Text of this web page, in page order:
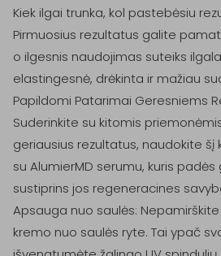
Kiek ilgai trunka, kol pastebėsiu
Pirmuosius rezultatus galite
o ilgesnis naudojimas suteiks
elastingesnė, drėkinta ir mažiau
Papildomi Patarimai Geresniems
Suderinkite su kitomis
geriausius rezultatus, naudokite šį
su AlumierMD serumu, kuris
sustiprins jos regeneracines
Apsauga nuo saulės:
kremo nuo saulės ryte. Tai ypač